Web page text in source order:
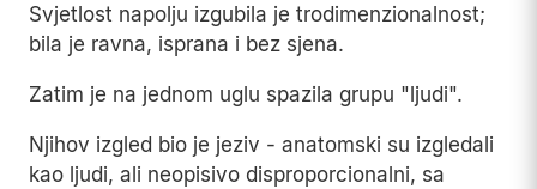
Svjetlost napolju izgubila je trodimenzionalnost;
bila je ravna, isprana i bez sjena.
Zatim je na jednom uglu spazila grupu "ljudi".
Njihov izgled bio je jeziv - anatomski su izgledali
kao ljudi, ali neopisivo disproporcionalni, sa